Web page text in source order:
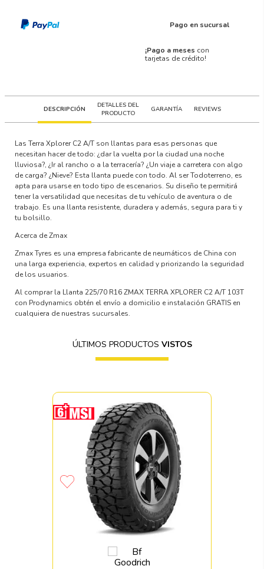
Pago en sucursal
¡Pago a meses con
tarjetas de crédito!
DESCRIPCIÓN
DETALLES DEL
PRODUCTO
GARANTÍA REVIEWS
Las Terra Xplorer C2 A/T son llantas para esas personas que
necesitan hacer de todo: ¿dar la vuelta por la ciudad una noche
lluviosa?, ¿Ir al rancho o a la terracería? ¿Un viaje a carretera con algo
de carga? ¿Nieve? Esta llanta puede con todo. Al ser Todoterreno, es
apta para usarse en todo tipo de escenarios. Su diseño te permitirá
tener la versatilidad que necesitas de tu vehículo de aventura o de
trabajo. Es una llanta resistente, duradera y además, segura para ti y
tu bolsillo.
Acerca de Zmax
Zmax Tyres es una empresa fabricante de neumáticos de China con
una larga experiencia, expertos en calidad y priorizando la seguridad
de los usuarios.
Al comprar la Llanta 225/70 R16 ZMAX TERRA XPLORER C2 A/T 103T
con Prodynamics obtén el envío a domicilio e instalación GRATIS en
cualquiera de nuestras sucursales.
ÚLTIMOS PRODUCTOS VISTOS